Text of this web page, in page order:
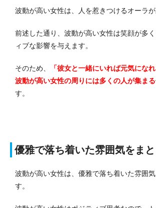
波動が高い女性は、人を惹きつけるオーラが
前述した通り、波動が高い女性は笑顔が多
ィブな影響を与えます。
そのため、
「彼女と一緒にいれば元気にな
波動が高い女性の周りには多くの人が集まる
す。
優雅で落ち着いた雰囲気をま
波動が高い女性は、優雅で落ち着いた雰囲
す。